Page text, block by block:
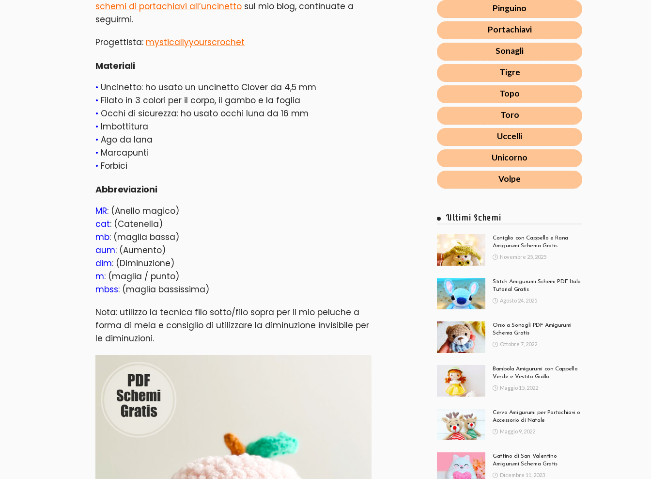
schemi di portachiavi all’uncinetto sul mio blog, continuate a
seguirmi.
Progettista: mysticallyyourscrochet
Materiali
• Uncinetto: ho usato un uncinetto Clover da 4,5 mm
• Filato in 3 colori per il corpo, il gambo e la foglia
• Occhi di sicurezza: ho usato occhi luna da 16 mm
• Imbottitura
• Ago da lana
• Marcapunti
• Forbici
Abbreviazioni
MR: (Anello magico)
cat: (Catenella)
mb: (maglia bassa)
aum: (Aumento)
dim: (Diminuzione)
m: (maglia / punto)
mbss: (maglia bassissima)
Nota: utilizzo la tecnica filo sotto/filo sopra per il mio peluche a
forma di mela e consiglio di utilizzare la diminuzione invisibile per
le diminuzioni.
Pinguino
Portachiavi
Sonagli
Tigre
Topo
Toro
Uccelli
Unicorno
Volpe
Ultimi Schemi
Coniglio con Cappello e Rana
Amigurumi Schema Gratis
Novembre 25, 2025
Stitch Amigurumi Schemi PDF Itala
Tutorial Gratis
Agosto 24, 2025
Orso a Sonagli PDF Amigurumi
Schema Gratis
Ottobre 7, 2022
Bambola Amigurumi con Cappello
Verde e Vestito Giallo
Maggio 15, 2022
Cervo Amigurumi per Portachiavi o
Accessorio di Natale
Maggio 9, 2022
Gattino di San Valentino
Amigurumi Schema Gratis
Dicembre 11, 2023